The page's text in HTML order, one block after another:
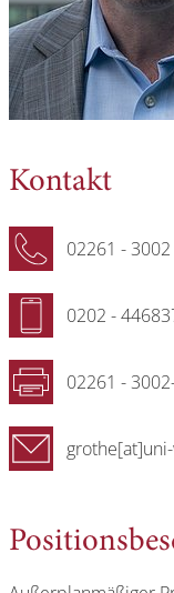
Kontakt
02261 - 3002
0202 -
02261 -